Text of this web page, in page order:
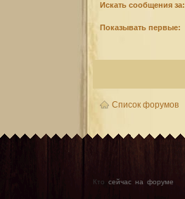
Искать сообщения за:
Показывать первые:
Список форумов
Кто сейчас на форуме